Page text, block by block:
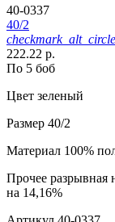
40-0337
40/2
checkmark_alt_circle
222.22 р.
По 5 боб
Цвет зеленый
Размер 40/2
Материал 100%
Прочее разрывная
на 14,16%